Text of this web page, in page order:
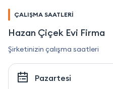
ÇALIŞMA SAATLERİ
Hazan Çiçek Evi Firma
Şirketinizin çalışma saatleri
Pazartesi